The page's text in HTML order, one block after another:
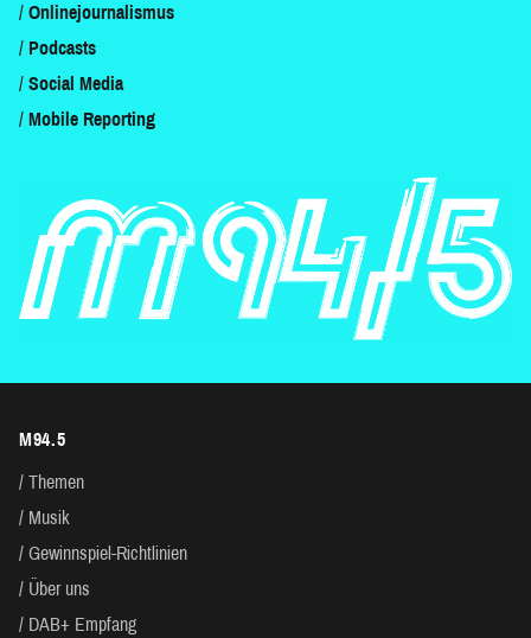
Onlinejournalismus
Podcasts
Social Media
Mobile Reporting
M94.5
Themen
Musik
Gewinnspiel-Richtlinien
Über uns
DAB+ Empfang